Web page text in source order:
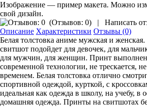
Изображение — пример макета. Можно
свой дизайн.
(Отзывов: 0) |
Написать
Описание Характеристики Отзывы (0)
Белая толстовка аниме мужская и
свитшот подойдет для девочек, для
для мужчин, для женщин. Принт
современной технологии, не трескается,
временем. Белая толстовка отлично
спортивной одеждой, курткой, с
идеальная как одежда в школу, на учебу, в
домашняя одежда. Принты на свитшотах